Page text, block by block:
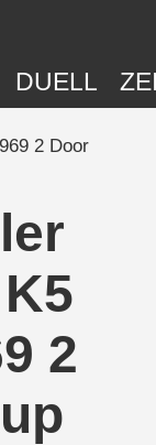
DUELL
2 Door
2